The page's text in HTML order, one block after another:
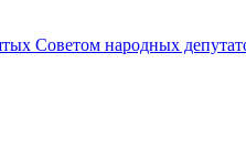
Советом народных